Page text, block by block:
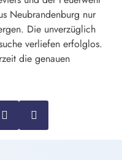
Neubrandenburg nur
Die unverzüglich
verliefen erfolglos.
die genauen